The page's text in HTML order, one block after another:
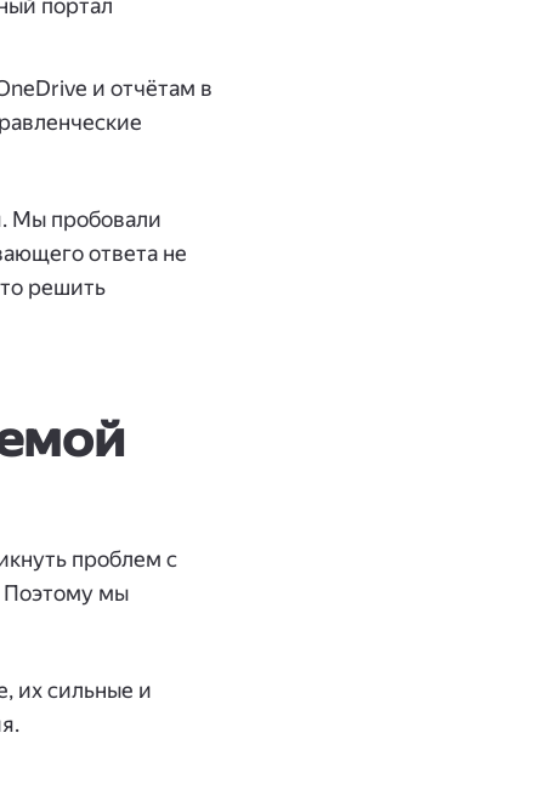
портал
и отчётам в
Мы пробовали
ответа не
решить
проблем с
Поэтому мы
их сильные и